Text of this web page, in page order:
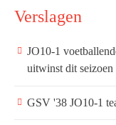
Verslagen
JO10-1
uitwinst dit seizoen
GSV '38 JO10-1